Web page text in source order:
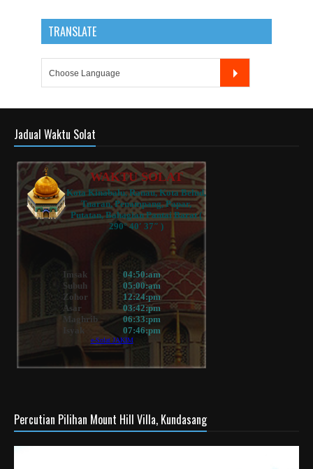
TRANSLATE
Jadual Waktu Solat
Percutian Pilihan Mount Hill Villa, Kundasang